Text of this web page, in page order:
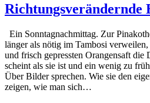
Richtungsverändernde
Ein Sonntagnachmittag. Zur
länger als nötig im Tambosi
und frisch gepressten Orangensaft die
scheint als sie ist und ein wenig zu
Über Bilder sprechen. Wie sie den
zeigen, wie man sich…